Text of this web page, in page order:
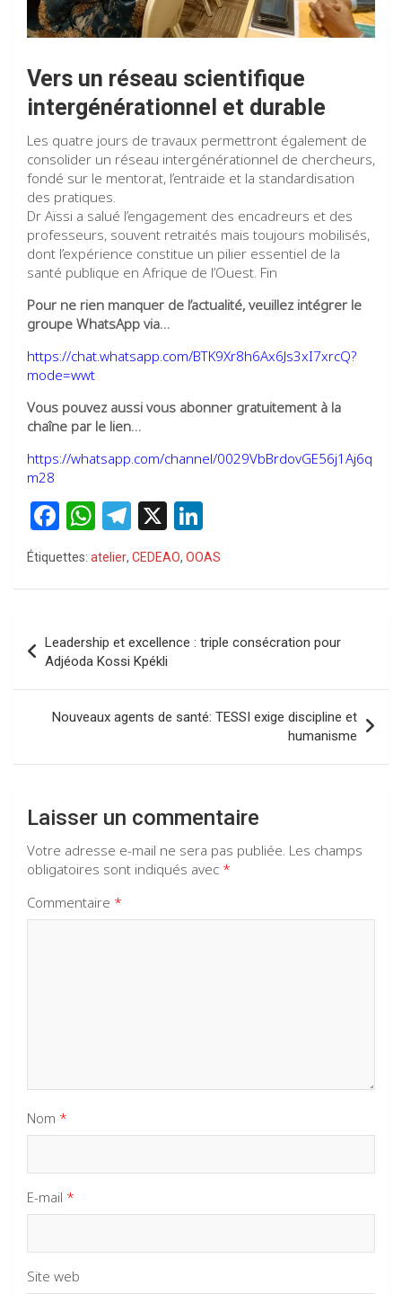
Vers un réseau scientifique
intergénérationnel et durable
Les quatre jours de travaux permettront également de
consolider un réseau intergénérationnel de chercheurs,
fondé sur le mentorat, l’entraide et la standardisation
des pratiques.
Dr Aïssi a salué l’engagement des encadreurs et des
professeurs, souvent retraités mais toujours mobilisés,
dont l’expérience constitue un pilier essentiel de la
santé publique en Afrique de l’Ouest. Fin
Pour ne rien manquer de l’actualité, veuillez intégrer le
groupe WhatsApp via…
https://chat.whatsapp.com/BTK9Xr8h6Ax6Js3xI7xrcQ?
mode=wwt
Vous pouvez aussi vous abonner gratuitement à la
chaîne par le lien…
https://whatsapp.com/channel/0029VbBrdovGE56j1Aj6q
m28
F
a
o
o
k
W
h
A
p
p
T
el
a
m
X
n
n
Étiquettes: atelier, CEDEAO, OOAS
de
l’article
Leadership et excellence : triple consécration pour
Adjéoda Kossi Kpékli
Nouveaux agents de santé: TESSI exige discipline et
humanisme
Laisser un commentaire
Votre adresse e-mail ne sera pas publiée. Les champs
obligatoires sont indiqués avec *
Commentaire *
Nom *
E-mail *
Site web